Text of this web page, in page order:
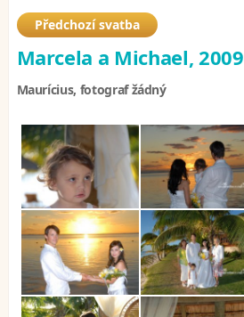
Předchozí svatba
Marcela a Michael, 2009
Maurícius, fotograf žádný